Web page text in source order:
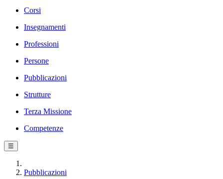
Corsi
Insegnamenti
Professioni
Persone
Pubblicazioni
Strutture
Terza Missione
Competenze
☰
Pubblicazioni